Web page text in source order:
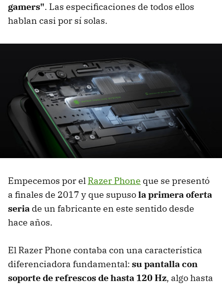
gamers". Las especificaciones de todos ellos
hablan casi por sí solas.
Empecemos por el Razer Phone que se presentó
a finales de 2017 y que supusola primera oferta
seria de un fabricante en este sentido desde
hace años.
El Razer Phone contaba con una característica
diferenciadora fundamental: su pantalla con
soporte de refrescos de hasta 120 Hz, algo hasta